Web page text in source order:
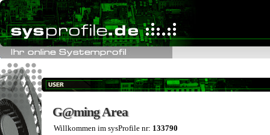
G@ming Area
G@ming Area
Willkommen im sysProfile nr: 133790